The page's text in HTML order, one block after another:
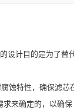
计目的是为了
特性，确保滤
来确定的，以确保